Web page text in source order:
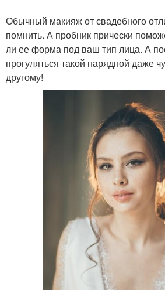
Обычный макияж от свадебного
помнить. А пробник прически
ли ее форма под ваш тип лица. А
прогуляться такой нарядной даже
другому!